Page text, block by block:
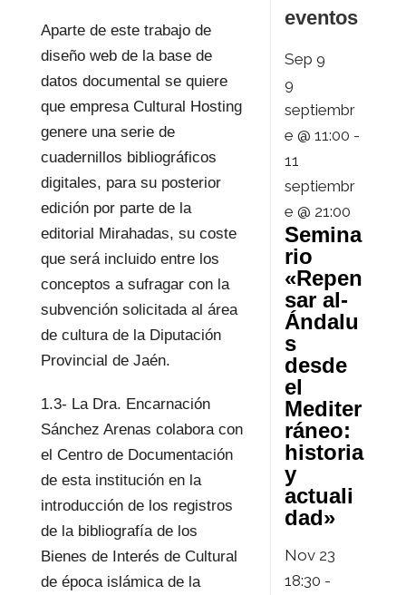
Aparte de este trabajo de
diseño web de la base de
datos documental se quiere
que empresa Cultural Hosting
genere una serie de
cuadernillos bibliográficos
digitales, para su posterior
edición por parte de la
editorial Mirahadas, su coste
que será incluido entre los
conceptos a sufragar con la
subvención solicitada al área
de cultura de la Diputación
Provincial de Jaén.
1.3- La Dra. Encarnación
Sánchez Arenas colabora con
el Centro de Documentación
de esta institución en la
introducción de los registros
de la bibliografía de los
Bienes de Interés de Cultural
de época islámica de la
eventos
Sep9
9
septiembr
e @ 11:00 -
11
septiembr
e @ 21:00
Semina
rio
«Repen
sar al-
Ándalu
s
desde
el
Mediter
ráneo:
historia
y
actuali
dad»
Nov 23
18:30 -